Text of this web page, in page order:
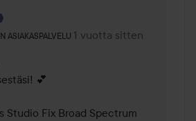
ASIAKASPALVELU
rooli: Lykon asiakaspalvelu .
1 vuotta sitten
Kommentti lisättiin 1
💕
Studio Fix Broad Spectrum